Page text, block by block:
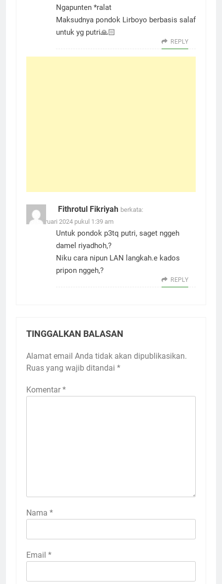
Ngapunten *ralat
Maksudnya pondok Lirboyo berbasis salaf
untuk yg putri🙏🏻
REPLY
Fithrotul Fikriyah berkata:
10 Februari 2024 pukul 1:39 am
Untuk pondok p3tq putri, saget nggeh
damel riyadhoh,?
Niku cara nipun LAN langkah.e kados
pripon nggeh,?
REPLY
TINGGALKAN BALASAN
Alamat email Anda tidak akan dipublikasikan.
Ruas yang wajib ditandai *
Komentar *
Nama *
Email *